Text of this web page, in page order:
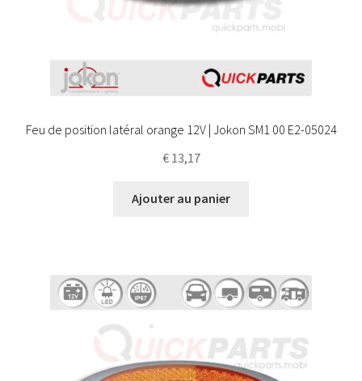
Feu de position latéral orange 12V | Jokon SM1 00 E2-05024
€13,17
Ajouter au panier